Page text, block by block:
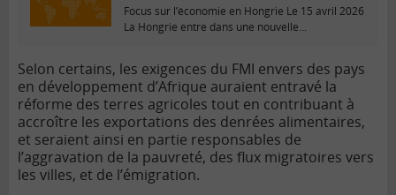
Focus sur l’économie en Hongrie Le 15 avril 2026
La Hongrie entre dans une nouvelle...
Selon certains, les exigences du FMI envers des pays
en développement d’Afrique auraient entravé la
réforme des terres agricoles tout en contribuant à
accroître les exportations des denrées alimentaires,
et seraient ainsi en partie responsables de
l’aggravation de la pauvreté, des flux migratoires vers
les villes, et de l’émigration.